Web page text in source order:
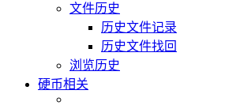
文件历史
历史文件记录
历史文件找回
浏览历史
硬币相关